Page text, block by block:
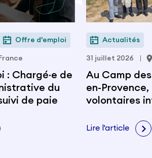
Offre d'emploi
France
: Chargé·e de
du
de paie
Actualités
31 juillet 2026
Au Camp
en-
volontaires
citoyenneté
Lire l'article